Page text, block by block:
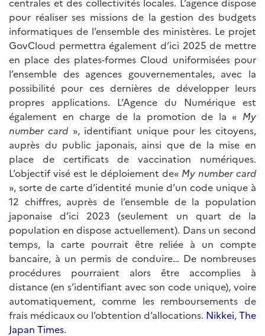
pour réaliser ses missions de la gestion des budgets
informatiques de l’ensemble des ministères. Le projet
GovCloud permettra également d’ici 2025 de mettre
en place des plates-formes Cloud uniformisées pour
l’ensemble des agences gouvernementales, avec la
possibilité pour ces dernières de développer leurs
propres applications. L’Agence du Numérique est
également en charge de la promotion de la « My
number card», identifiant unique pour les citoyens,
auprès du public japonais, ainsi que de la mise en
place de certificats de vaccination numériques.
L’objectif visé est le déploiement de« My number card
», sorte de carte d’identité munie d’un code unique à
12 chiffres, auprès de l’ensemble de la population
japonaise d’ici 2023 (seulement un quart de la
population en dispose actuellement). Dans un second
temps, la carte pourrait être reliée à un compte
bancaire, à un permis de conduire… De nombreuses
procédures pourraient alors être accomplies à
distance (en s’identifiant avec son code unique), voire
automatiquement, comme les remboursements de
frais médicaux ou l’obtention d’allocations. Nikkei,The
Japan Times.